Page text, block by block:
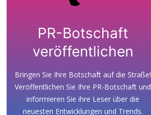
PR-Botschaft
veröffentlichen
Bringen Sie Ihre Botschaft auf die Straße!
Veröffentlichen Sie Ihre PR-Botschaft und
informieren Sie ihre Leser über die
neuesten Entwicklungen und Trends.